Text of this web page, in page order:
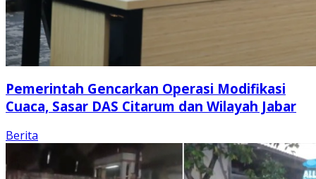
Pemerintah Gencarkan Operasi Modifikasi
Cuaca, Sasar DAS Citarum dan Wilayah Jabar
Berita